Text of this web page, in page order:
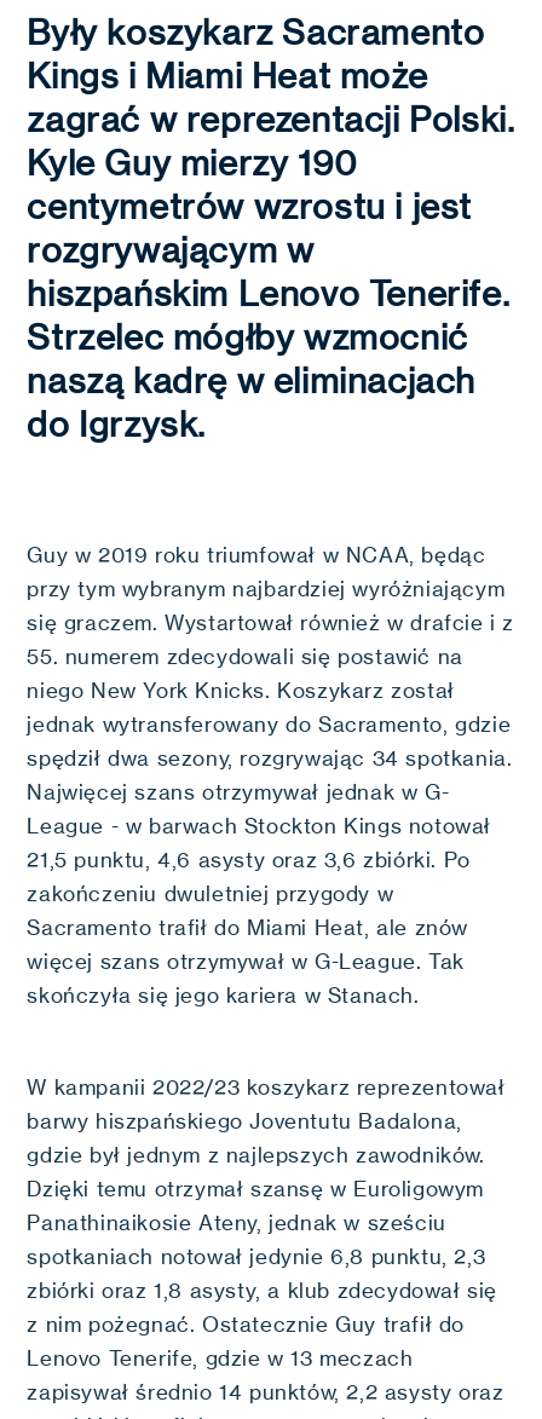
Były koszykarz Sacramento
Kings i Miami Heat może
zagrać w reprezentacji Polski.
Kyle Guy mierzy 190
centymetrów wzrostu i jest
rozgrywającym w
hiszpańskim Lenovo Tenerife.
Strzelec mógłby wzmocnić
naszą kadrę w eliminacjach
do Igrzysk.
Guy w 2019 roku triumfował w NCAA, będąc
przy tym wybranym najbardziej wyróżniającym
się graczem. Wystartował również w drafcie i z
55. numerem zdecydowali się postawić na
niego New York Knicks. Koszykarz został
jednak wytransferowany do Sacramento, gdzie
spędził dwa sezony, rozgrywając 34 spotkania.
Najwięcej szans otrzymywał jednak w G-
League - w barwach Stockton Kings notował
21,5 punktu, 4,6 asysty oraz 3,6 zbiórki. Po
zakończeniu dwuletniej przygody w
Sacramento trafił do Miami Heat, ale znów
więcej szans otrzymywał w G-League. Tak
skończyła się jego kariera w Stanach.
W kampanii 2022/23 koszykarz reprezentował
barwy hiszpańskiego Joventutu Badalona,
gdzie był jednym z najlepszych zawodników.
Dzięki temu otrzymał szansę w Euroligowym
Panathinaikosie Ateny, jednak w sześciu
spotkaniach notował jedynie 6,8 punktu, 2,3
zbiórki oraz 1,8 asysty, a klub zdecydował się
z nim pożegnać. Ostatecznie Guy trafił do
Lenovo Tenerife, gdzie w 13 meczach
zapisywał średnio 14 punktów, 2,2 asysty oraz